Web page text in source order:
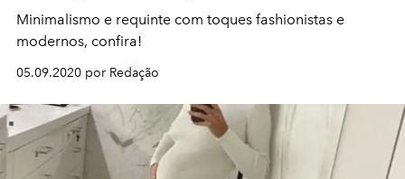
Minimalismo e requinte com toques fashionistas e
modernos, confira!
05.09.2020 por Redação